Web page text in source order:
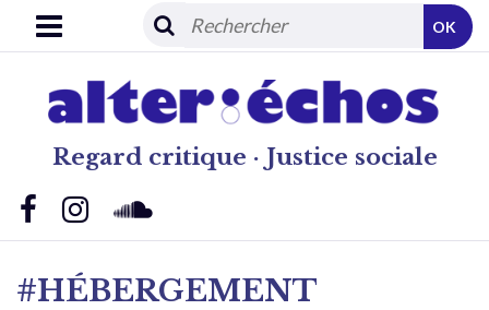
Regard critique · Justice sociale
OK
#HÉBERGEMENT